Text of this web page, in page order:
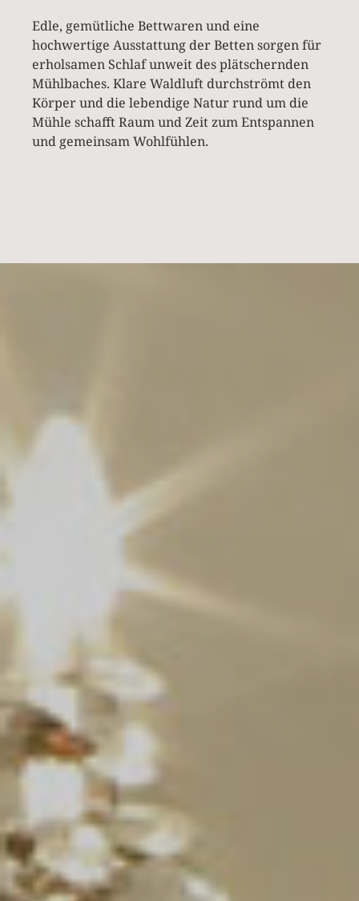
Edle, gemütliche Bettwaren und eine
hochwertige Ausstattung der Betten sorgen für
erholsamen Schlaf unweit des plätschernden
Mühlbaches. Klare Waldluft durchströmt den
Körper und die lebendige Natur rund um die
Mühle schafft Raum und Zeit zum Entspannen
und gemeinsam Wohlfühlen.